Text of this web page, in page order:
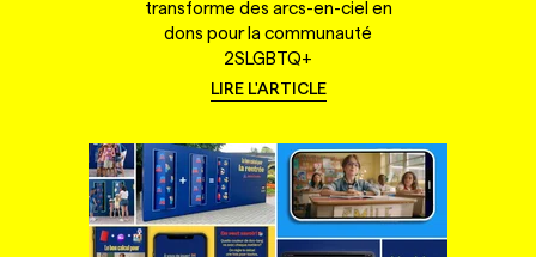
transforme des arcs-en-ciel en
dons pour la communauté
2SLGBTQ+
LIRE L'ARTICLE